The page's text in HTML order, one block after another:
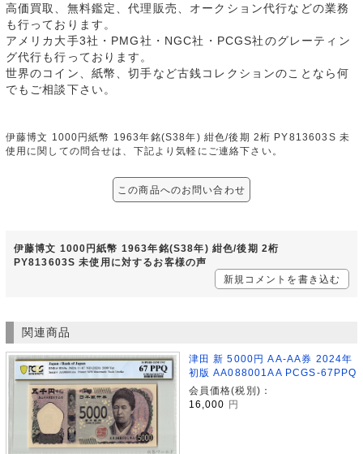
高価買取、無料鑑定、代理販売、オークション代行などの業務
も行っております。
アメリカ大手3社・PMG社・NGC社・PCGS社のグレーティン
グ代行も行っております。
世界のコイン、紙幣、切手など古銭コレクションのことなら何
でもご相談下さい。
伊藤博文 1000円紙幣 1963年銘(S38年) 紺色/後期 2桁 PY813603S 未
使用に関しての問合せは、下記より気軽にご連絡下さい。
この商品へのお問い合わせ
伊藤博文 1000円紙幣 1963年銘(S38年) 紺色/後期 2桁
PY813603S 未使用に対するお客様の声
新規コメントを書き込む
関連商品
津田 新 5000円 AA-AA券 2024年
初版 AA088001AA PCGS-67PPQ
会員価格(税別)：
16,000
円